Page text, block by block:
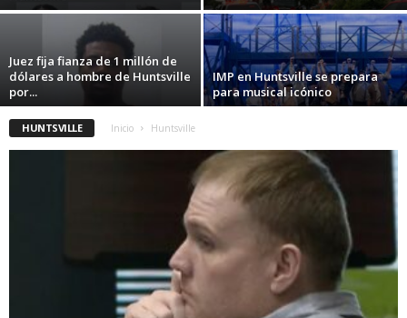
Juez fija fianza de 1 millón de
dólares a hombre de Huntsville
por...
IMP en Huntsville se prepara
para musical icónico
HUNTSVILLE Inicio Huntsville